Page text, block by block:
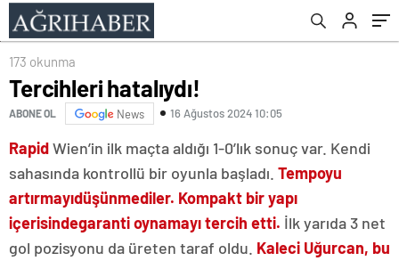
173 okunma
Tercihleri hatalıydı!
ABONE OL News 16 Ağustos 2024 10:05
RapidWien’in ilk maçta aldığı 1-0’lık sonuç var. Kendi
sahasında kontrollü bir oyunla başladı. Tempoyu
artırmayıdüşünmediler. Kompakt bir yapı
içerisindegaranti oynamayı tercih etti. İlk yarıda 3 net
gol pozisyonu da üreten taraf oldu. Kaleci Uğurcan, bu